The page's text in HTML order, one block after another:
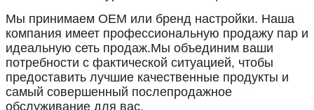
Мы принимаем OEM или бренд настройки. Наша
компания имеет профессиональную продажу пар и
идеальную сеть продаж.Мы объединим ваши
потребности с фактической ситуацией, чтобы
предоставить лучшие качественные продукты и
самый совершенный послепродажное
обслуживание для вас.